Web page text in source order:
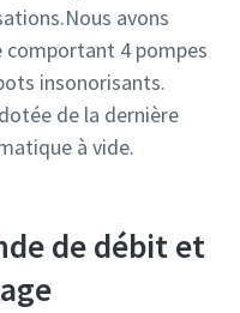
avons
comportant 4 pompes
insonorisants.
de la dernière
à vide.
de débit et